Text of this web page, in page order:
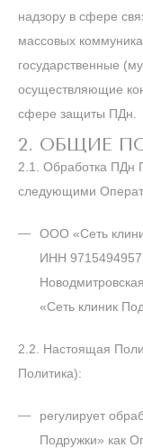
надзору в сфере
массовых
государственные
осуществляющие
сфере защиты ПДн.
2. ОБЩИЕ
2.1. Обработка ПДн
следующими
ООО «Сеть
ИНН
«Сеть клиник
2.2. Настоящая
Политика):
регулирует
Подружки» как